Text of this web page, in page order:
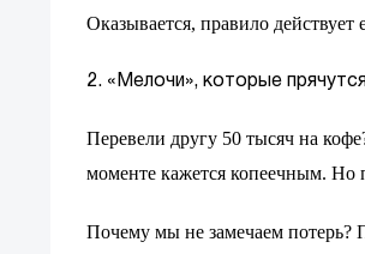
Оказывается, правило
2. «Мелочи», которые
Перевели другу 50 тысяч на
моменте кажется копеечным. Но
Почему мы не замечаем потерь?